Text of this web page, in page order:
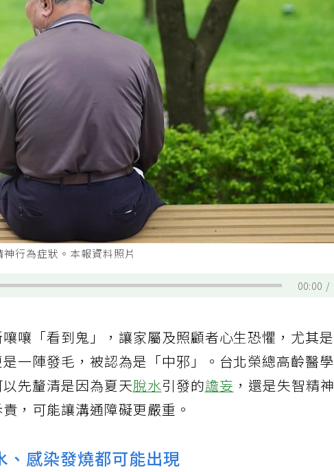
行為症狀。本報資料照片
00:00
嚷「看到鬼」，讓家屬及照顧者心生恐懼，尤其是
一陣發毛，被認為是「中邪」。台北榮總高齡醫學
先釐清是因為夏天脫水引發的譫妄 ，還是失智精神
，可能讓溝通障礙更嚴重。
、感染發燒都可能出現